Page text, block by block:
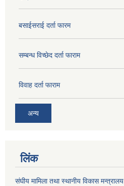
बसाईसराई दर्ता फारम
सम्बन्ध विच्छेद दर्ता फाराम
विवाह दर्ता फाराम
अन्य
लिंक
संघीय मामिला तथा स्थानीय विकास मन्त्रालय